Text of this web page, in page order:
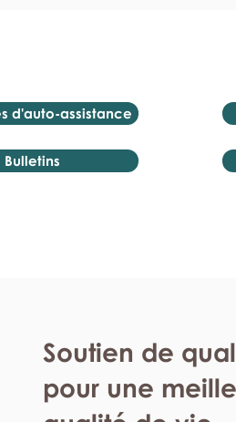
d'auto-assistance
Bulletins
Soutien de
pour une